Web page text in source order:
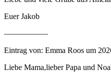
Euer Jakob
—————–
Eintrag von: Emma Roos um
Liebe Mama,lieber Papa und